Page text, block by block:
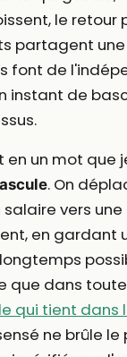
le retour
partagent
font de
instant de
en un mot que
. On
vers
en gardant
que dans toute
qui tient dans
ne brûle